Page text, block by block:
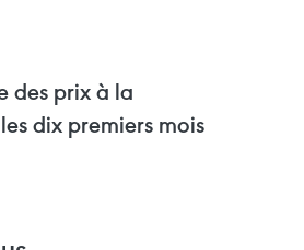
des prix à la
dix premiers mois